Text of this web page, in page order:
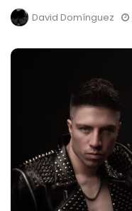
David Domínguez